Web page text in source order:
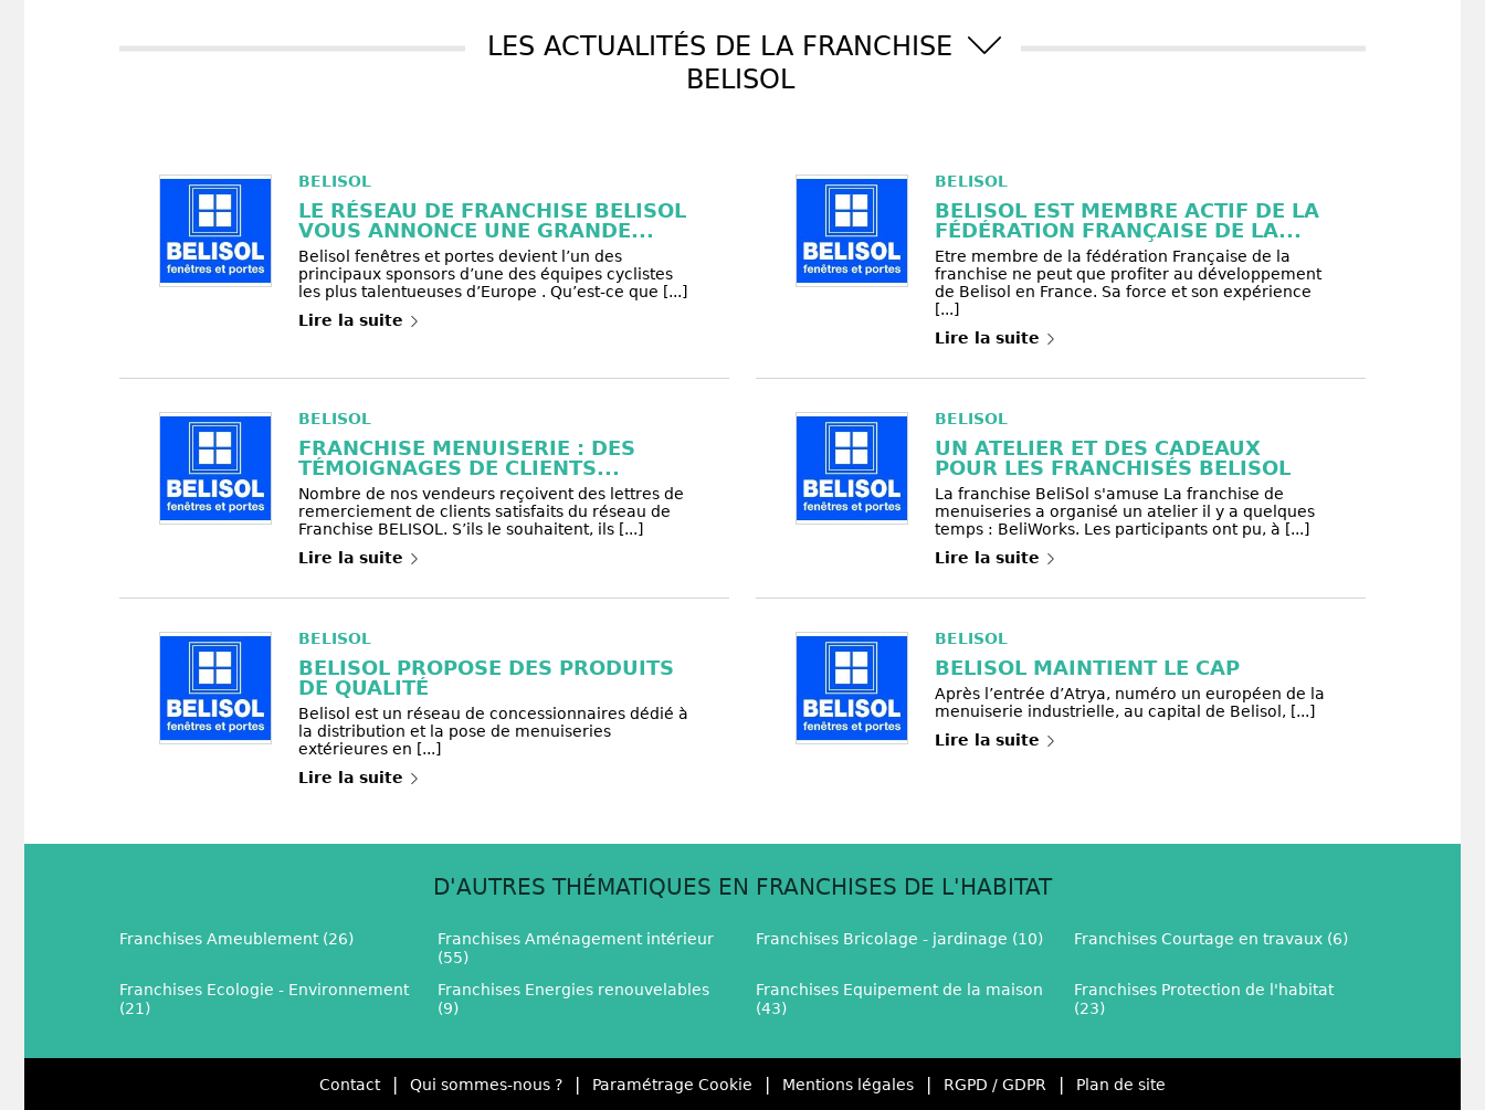
LES ACTUALITÉS DE LA FRANCHISE
BELISOL
BELISOL
LE RÉSEAU DE FRANCHISE BELISOL
VOUS ANNONCE UNE GRANDE...
Belisol fenêtres et portes devient l’un des
principaux sponsors d’une des équipes cyclistes
les plus talentueuses d’Europe . Qu’est-ce que [...]
Lire la suite
BELISOL
BELISOL EST MEMBRE ACTIF DE LA
FÉDÉRATION FRANÇAISE DE LA...
Etre membre de la fédération Française de la
franchise ne peut que profiter au développement
de Belisol en France. Sa force et son expérience
[...]
Lire la suite
BELISOL
FRANCHISE MENUISERIE : DES
TÉMOIGNAGES DE CLIENTS...
Nombre de nos vendeurs reçoivent des lettres de
remerciement de clients satisfaits du réseau de
Franchise BELISOL. S’ils le souhaitent, ils [...]
Lire la suite
BELISOL
UN ATELIER ET DES CADEAUX
POUR LES FRANCHISÉS BELISOL
La franchise BeliSol s'amuse La franchise de
menuiseries a organisé un atelier il y a quelques
temps : BeliWorks. Les participants ont pu, à [...]
Lire la suite
BELISOL
BELISOL PROPOSE DES PRODUITS
DE QUALITÉ
Belisol est un réseau de concessionnaires dédié à
la distribution et la pose de menuiseries
extérieures en [...]
Lire la suite
BELISOL
BELISOL MAINTIENT LE CAP
Après l’entrée d’Atrya, numéro un européen de la
menuiserie industrielle, au capital de Belisol, [...]
Lire la suite
D'AUTRES THÉMATIQUES EN FRANCHISES DE L'HABITAT
Franchises Ameublement (26)
Franchises Aménagement intérieur
(55)
Franchises Bricolage - jardinage (10) Franchises Courtage en travaux (6)
Franchises Ecologie - Environnement
(21)
Franchises Energies renouvelables
(9)
Franchises Equipement de la maison
(43)
Franchises Protection de l'habitat
(23)
Contact | Qui sommes-nous ? | Paramétrage Cookie | Mentions légales | RGPD / GDPR | Plan de site